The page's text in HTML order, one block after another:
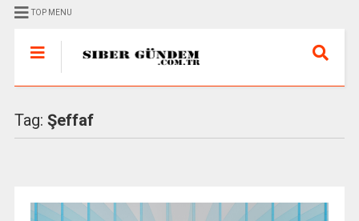
TOP MENU
Tag: Şeffaf